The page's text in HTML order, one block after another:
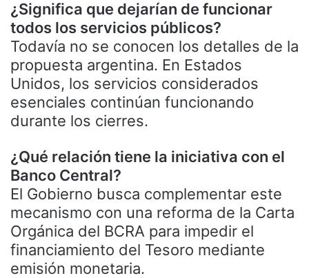
¿Significa que dejarían de funcionar
todos los servicios públicos?
Todavía no se conocen los detalles de la
propuesta argentina. En Estados
Unidos, los servicios considerados
esenciales continúan funcionando
durante los cierres.
¿Qué relación tiene la iniciativa con el
Banco Central?
El Gobierno busca complementar este
mecanismo con una reforma de la Carta
Orgánica del BCRA para impedir el
financiamiento del Tesoro mediante
emisión monetaria.